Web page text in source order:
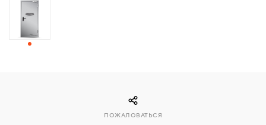
СВЯЗАТЬСЯ
ПОЖАЛОВАТЬСЯ